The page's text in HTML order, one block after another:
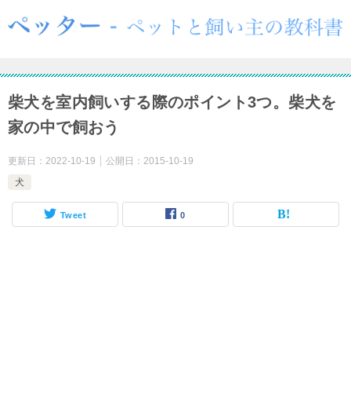
柴犬を室内飼いする際のポイント3つ。柴犬を
家の中で飼おう
更新日： 2022-10-19 公開日： 2015-10-19
犬
Tweet 0